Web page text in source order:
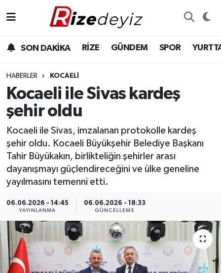
SON DAKİKA RİZE GÜNDEM SPOR
HABERLER KOCAELI
Kocaeli ile Sivas kardeş
şehir oldu
Kocaeli ile Sivas, imzalanan protokolle kardeş
şehir oldu. Kocaeli Büyükşehir Belediye Başkanı
Tahir Büyükakın, birlikteliğin şehirler arası
dayanışmayı güçlendireceğini ve ülke geneline
yayılmasını temenni etti.
06.06.2026 - 14:45
YAYINLANMA
06.06.2026 - 18:33
GÜNCELLEME
Gündem
Yurttan Haberler
Ekonomi
Teknoloji
Sağlık
Rize Hava Durumu
Rize Trafik Yoğunluk Haritası
Süper Lig Puan Durumu ve Fikstür
Tüm Manşetler
Son Dakika Haberleri